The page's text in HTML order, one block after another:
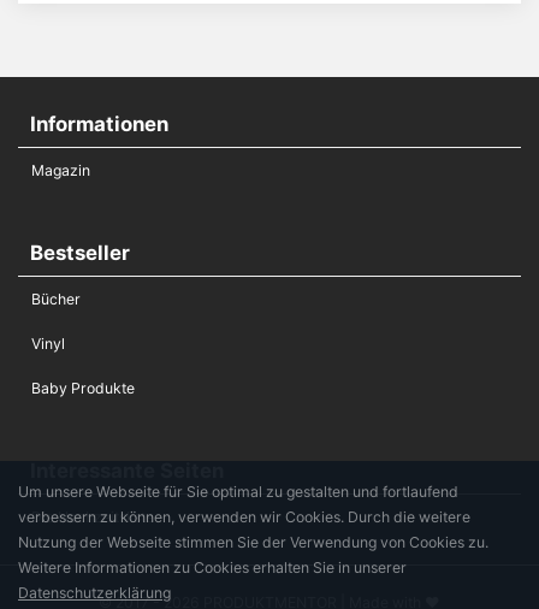
Informationen
Magazin
Bestseller
Bücher
Vinyl
Baby Produkte
Die Hochzeitsliste
© 2017 - 2026 PRODUKTMENTOR | Made with ♥
Um unsere Webseite für Sie optimal zu gestalten und fortlaufend
verbessern zu können, verwenden wir Cookies. Durch die weitere
Nutzung der Webseite stimmen Sie der Verwendung von Cookies zu.
Weitere Informationen zu Cookies erhalten Sie in unserer
Datenschutzerklärung